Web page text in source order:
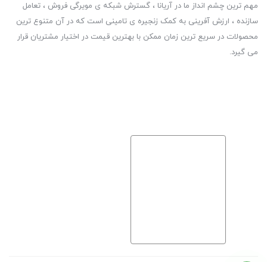
مهم ترین چشم انداز ما در آریانا ، گسترش شبکه ی مویرگی فروش ، تعامل
سازنده ، ارزش آفرینی به کمک زنجیره ی تامینی است که در آن متنوع ترین
محصولات در سریع ترین زمان ممکن با بهترین قیمت در اختیار مشتریان قرار
می گیرد.